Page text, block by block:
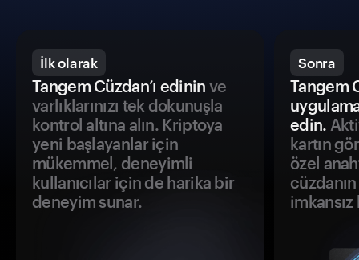
İlk olarak
Tangem Cüzdan’ı edinin ve
varlıklarınızı tek dokunuşla
kontrol altına alın. Kriptoya
yeni başlayanlar için
mükemmel, deneyimli
kullanıcılar için de harika bir
deneyim sunar.
Sonra
Tangem
edin.
kartın
özel